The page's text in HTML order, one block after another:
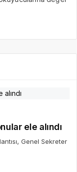
ele alındı
Genel Sekreter